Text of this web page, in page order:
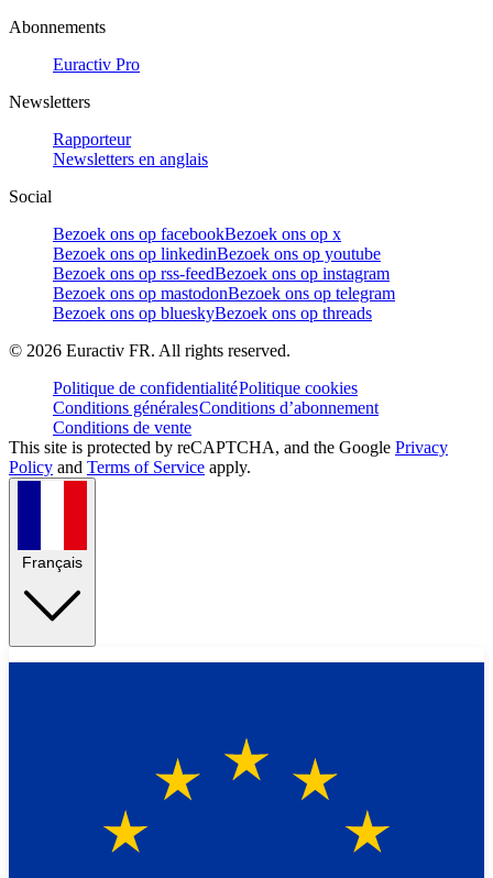
Abonnements
Euractiv Pro
Newsletters
Rapporteur
Newsletters en anglais
Social
Bezoek ons op facebookBezoek ons op x
Bezoek ons op linkedinBezoek ons op youtube
Bezoek ons op rss-feedBezoek ons op instagram
Bezoek ons op mastodonBezoek ons op telegram
Bezoek ons op blueskyBezoek ons op threads
© 2026 Euractiv FR. All rights reserved.
Politique de confidentialitéPolitique cookies
Conditions généralesConditions d’abonnement
Conditions de vente
This site is protected by reCAPTCHA, and the Google Privacy
Policy and Terms of Service apply.
Français